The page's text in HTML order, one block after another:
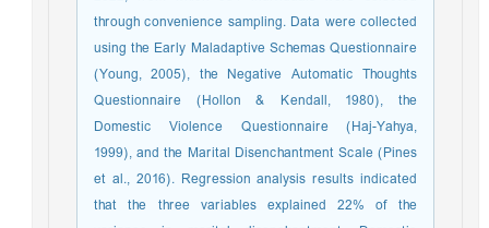
through convenience sampling. Data were collected
using the Early Maladaptive Schemas Questionnaire
(Young, 2005), the Negative Automatic Thoughts
Questionnaire (Hollon & Kendall, 1980), the
Domestic Violence Questionnaire (Haj-Yahya,
1999), and the Marital Disenchantment Scale (Pines
et al., 2016). Regression analysis results indicated
that the three variables explained 22% of the